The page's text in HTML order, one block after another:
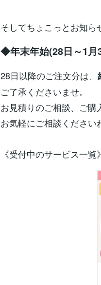
そしてちょこっとお知ら
◆年末年始(28日～1
28日以降のご注文分は、
ご了承くださいませ。
お見積りのご相談、ご
お気軽にご相談ください
《受付中のサービス一覧》